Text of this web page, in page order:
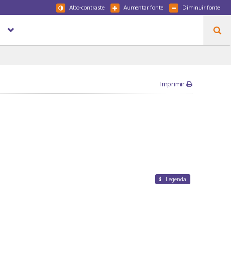
Diminuir fonte
Aumentar fonte
Alto-contraste
Imprimir
Legenda